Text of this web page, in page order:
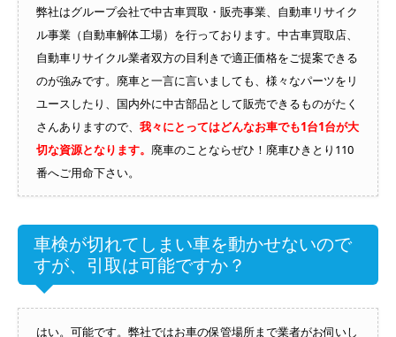
弊社はグループ会社で中古車買取・販売事業、自動車リサイク
ル事業（自動車解体工場）を行っております。中古車買取店、
自動車リサイクル業者双方の目利きで適正価格をご提案できる
のが強みです。廃車と一言に言いましても、様々なパーツをリ
ユースしたり、国内外に中古部品として販売できるものがたく
さんありますので、 我々にとってはどんなお車でも1台1台が大
切な資源となります。 廃車のことならぜひ！廃車ひきとり110
番へご用命下さい。
車検が切れてしまい車を動かせないので
すが、引取は可能ですか？
はい。可能です。弊社ではお車の保管場所まで業者がお伺いし